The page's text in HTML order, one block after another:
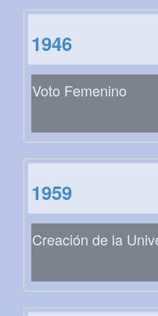
1946
Voto Femenino
1959
Creación de la